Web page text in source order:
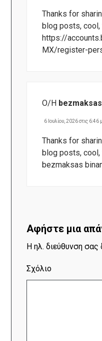
Thanks for
blog posts,
https://
MX/register-
Ο/Η
6 Ιουλίου, 2026 στις 6:46
Thanks for
blog posts,
bezmaksas
Αφήστε μια
Η ηλ. διεύθυνση σας
Σχόλιο